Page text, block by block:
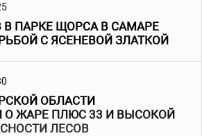
В ПАРКЕ ЩОРСА В САМАРЕ
С ЯСЕНЕВОЙ ЗЛАТКОЙ
ОБЛАСТИ
О ЖАРЕ ПЛЮС 33 И ВЫСОКОЙ
ЛЕСОВ